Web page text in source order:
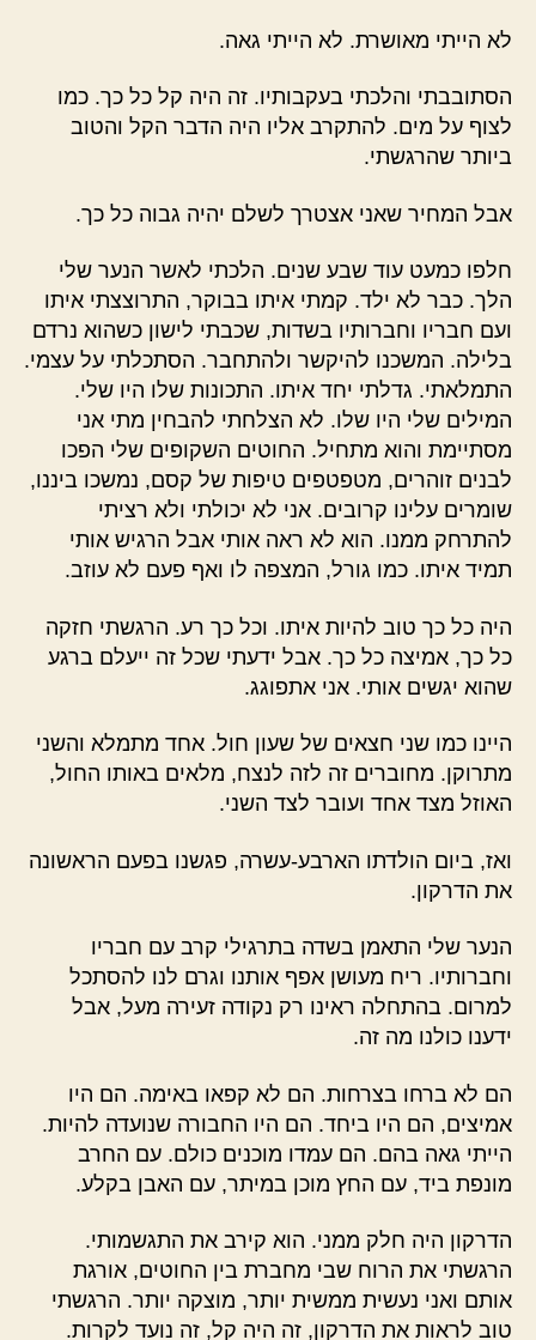
לא הייתי מאושרת. לא הייתי גאה.
הסתובבתי והלכתי בעקבותיו. זה היה קל כל כך. כמו
לצוף על מים. להתקרב אליו היה הדבר הקל והטוב
ביותר שהרגשתי.
אבל המחיר שאני אצטרך לשלם יהיה גבוה כל כך.
חלפו כמעט עוד שבע שנים. הלכתי לאשר הנער שלי
הלך. כבר לא ילד. קמתי איתו בבוקר, התרוצצתי איתו
ועם חבריו וחברותיו בשדות, שכבתי לישון כשהוא נרדם
בלילה. המשכנו להיקשר ולהתחבר. הסתכלתי על עצמי.
התמלאתי. גדלתי יחד איתו. התכונות שלו היו שלי.
המילים שלי היו שלו. לא הצלחתי להבחין מתי אני
מסתיימת והוא מתחיל. החוטים השקופים שלי הפכו
לבנים זוהרים, מטפטפים טיפות של קסם, נמשכו ביננו,
שומרים עלינו קרובים. אני לא יכולתי ולא רציתי
להתרחק ממנו. הוא לא ראה אותי אבל הרגיש אותי
תמיד איתו. כמו גורל, המצפה לו ואף פעם לא עוזב.
היה כל כך טוב להיות איתו. וכל כך רע. הרגשתי חזקה
כל כך, אמיצה כל כך. אבל ידעתי שכל זה ייעלם ברגע
שהוא יגשים אותי. אני אתפוגג.
היינו כמו שני חצאים של שעון חול. אחד מתמלא והשני
מתרוקן. מחוברים זה לזה לנצח, מלאים באותו החול,
האוזל מצד אחד ועובר לצד השני.
ואז, ביום הולדתו הארבע-עשרה, פגשנו בפעם הראשונה
את הדרקון.
הנער שלי התאמן בשדה בתרגילי קרב עם חבריו
וחברותיו. ריח מעושן אפף אותנו וגרם לנו להסתכל
למרום. בהתחלה ראינו רק נקודה זעירה מעל, אבל
ידענו כולנו מה זה.
הם לא ברחו בצרחות. הם לא קפאו באימה. הם היו
אמיצים, הם היו ביחד. הם היו החבורה שנועדה להיות.
הייתי גאה בהם. הם עמדו מוכנים כולם. עם החרב
מונפת ביד, עם החץ מוכן במיתר, עם האבן בקלע.
הדרקון היה חלק ממני. הוא קירב את התגשמותי.
הרגשתי את הרוח שבי מחברת בין החוטים, אורגת
אותם ואני נעשית ממשית יותר, מוצקה יותר. הרגשתי
טוב לראות את הדרקון, זה היה קל, זה נועד לקרות.